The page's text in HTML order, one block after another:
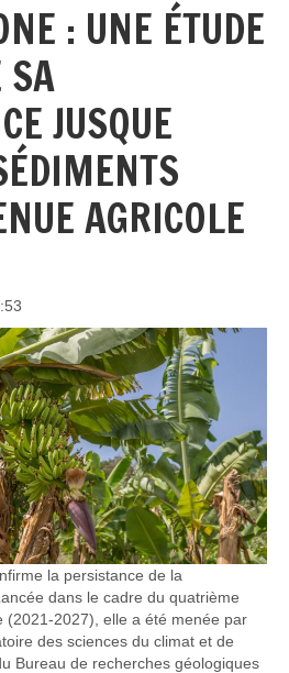
: UNE ÉTUDE
SA
JUSQUE
AGRICOLE
la persistance de la
dans le cadre du quatrième
(2021-2027), elle a été menée par
des sciences du climat et de
Bureau de recherches géologiques